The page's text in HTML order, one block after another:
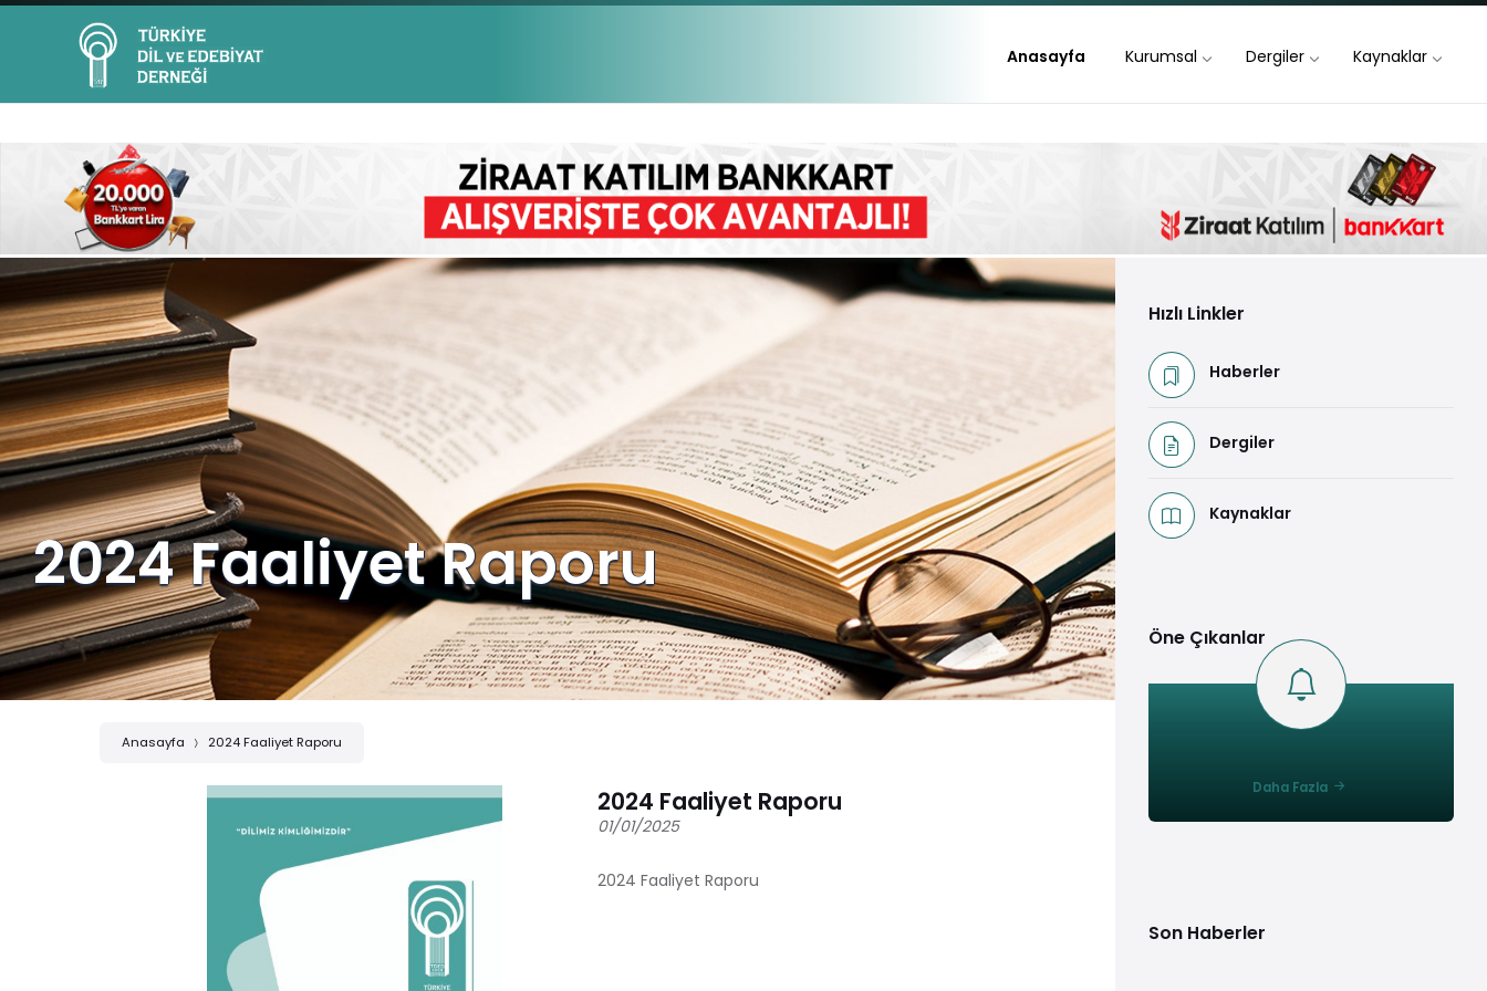
Anasayfa Kurumsal Dergiler Kaynaklar
2024 Faaliyet Raporu
Anasayfa 2024 Faaliyet Raporu
2024 Faaliyet Raporu
01/01/2025
2024 Faaliyet Raporu
Hızlı Linkler
Haberler
Dergiler
Kaynaklar
Öne Çıkanlar
Daha Fazla
Son Haberler